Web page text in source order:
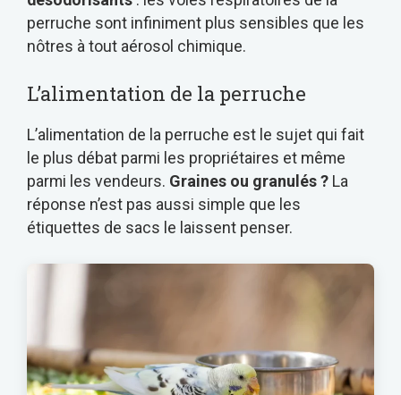
perruche sont infiniment plus sensibles que les
nôtres à tout aérosol chimique.
L’alimentation de la perruche
L’alimentation de la perruche est le sujet qui fait
le plus débat parmi les propriétaires et même
parmi les vendeurs. Graines ou granulés ? La
réponse n’est pas aussi simple que les
étiquettes de sacs le laissent penser.